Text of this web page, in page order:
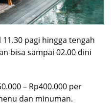
11.30 pagi hingga tengah
bisa sampai 02.00 dini
– Rp400.000 per
dan minuman.